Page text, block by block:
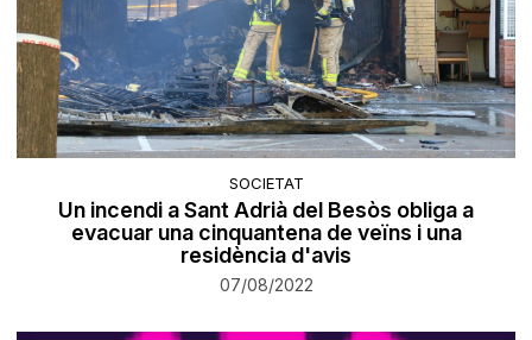
SOCIETAT
Un incendi a Sant Adrià del Besòs obliga a
evacuar una cinquantena de veïns i una
residència d'avis
07/08/2022